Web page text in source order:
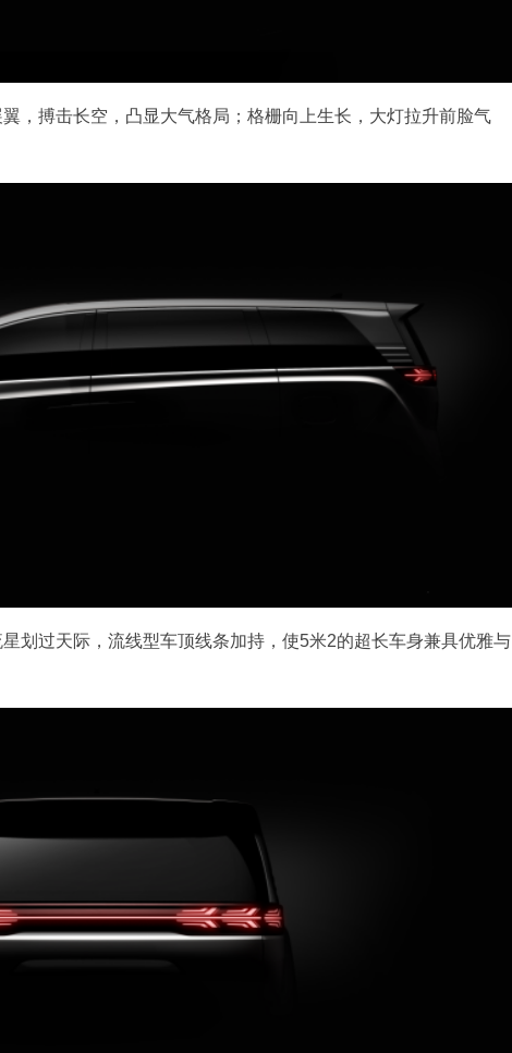
，搏击长空，凸显大气格局；格栅向上生长，大灯拉升前脸气
划过天际，流线型车顶线条加持，使5米2的超长车身兼具优雅与